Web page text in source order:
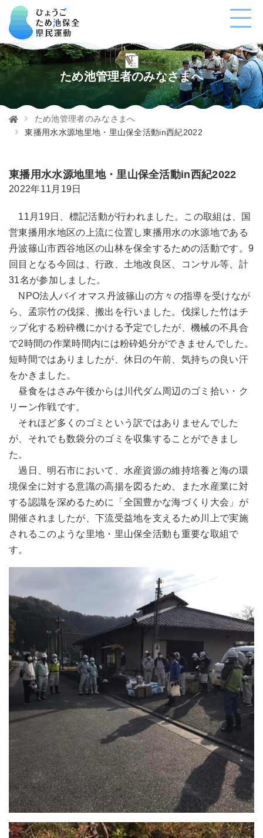
ため池管理者のみなさまへ
ため池管理者のみなさまへ
東播用水水源地里地・里山保全活動in西紀2022
東播用水水源地里地・里山保全活動in西紀2022
2022年11月19日
11月19日、標記活動が行われました。この取組は、国
営東播用水地区の上流に位置し東播用水の水源地である
丹波篠山市西谷地区の山林を保全するための活動です。9
回目となる今回は、行政、土地改良区、コンサル等、計
31名が参加しました。
NPO法人バイオマス丹波篠山の方々の指導を受けなが
ら、孟宗竹の伐採、搬出を行いました。伐採した竹はチ
ップ化する粉砕機にかける予定でしたが、機械の不具合
で2時間の作業時間内には粉砕処分ができませんでした。
短時間ではありましたが、休日の午前、気持ちの良い汗
をかきました。
昼食をはさみ午後からは川代ダム周辺のゴミ拾い・ク
リーン作戦です。
それほど多くのゴミという訳ではありませんでした
が、それでも数袋分のゴミを収集することができまし
た。
過日、明石市において、水産資源の維持培養と海の環
境保全に対する意識の高揚を図るため、また水産業に対
する認識を深めるために「全国豊かな海づくり大会」が
開催されましたが、下流受益地を支えるため川上で実施
されるこのような里地・里山保全活動も重要な取組で
す。